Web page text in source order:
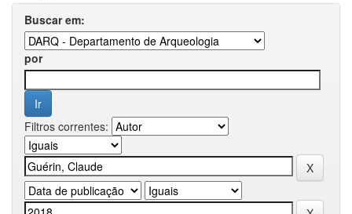
Buscar em:
por
Filtros correntes: